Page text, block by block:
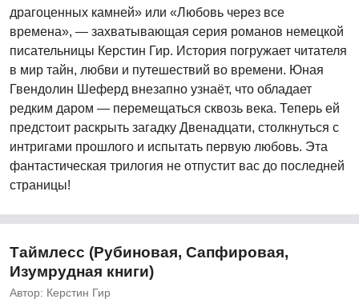
драгоценных камней» или «Любовь через все
времена», — захватывающая серия романов немецкой
писательницы Керстин Гир. История погружает читателя
в мир тайн, любви и путешествий во времени. Юная
Гвендолин Шеферд внезапно узнаёт, что обладает
редким даром — перемещаться сквозь века. Теперь ей
предстоит раскрыть загадку Двенадцати, столкнуться с
интригами прошлого и испытать первую любовь. Эта
фантастическая трилогия не отпустит вас до последней
страницы!
Таймлесс (Рубиновая, Сапфировая,
Изумрудная книги)
Автор: Керстин Гир